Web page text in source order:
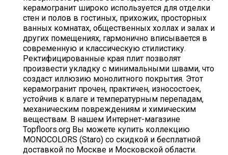
керамогранит широко используется для отделки
стен и полов в гостиных, прихожих, просторных
ванных комнатах, общественных холлах и залах и
других помещениях, гармонично вписывается в
современную и классическую стилистику.
Ректифицированные края плит позволят
произвести укладку с минимальными швами, что
создаст иллюзию монолитного покрытия. Этот
керамогранит прочен, практичен, износостоек,
устойчив к влаге и температурным перепадам,
механическим повреждениям и химическим
веществам. В нашем Интернет-магазине
Topfloors.org Вы можете купить коллекцию
MONOCOLORS (Staro) со скидкой и бесплатной
доставкой по Москве и Московской области.